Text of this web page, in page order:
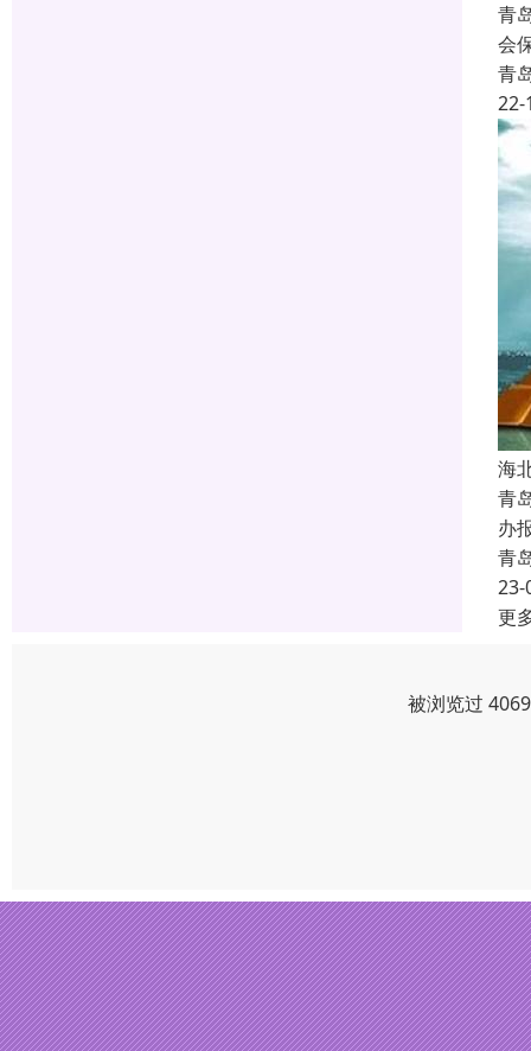
青
会
青
22-
海
青
办
青
23-
更
被浏览过